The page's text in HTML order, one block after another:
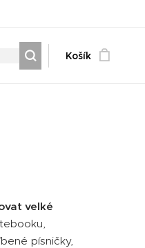
Košík
velké
písničky,